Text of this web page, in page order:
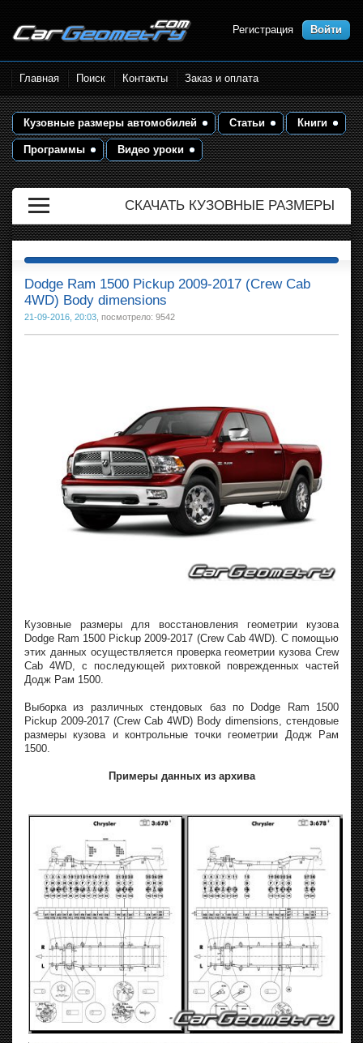
Размеры кузова автомобилей.
Контрольные точки и кузовные
размеры. Геометрия кузова
Регистрация Войти
Главная Поиск Контакты Заказ и оплата
Кузовные размеры автомобилей Статьи Книги
Программы Видео уроки
СКАЧАТЬ КУЗОВНЫЕ РАЗМЕРЫ
Dodge Ram 1500 Pickup 2009-2017 (Crew Cab
4WD) Body dimensions
21-09-2016, 20:03 , посмотрело: 9542
Кузовные размеры для восстановления геометрии кузова
Dodge Ram 1500 Pickup 2009-2017 (Crew Cab 4WD). С помощью
этих данных осуществляется проверка геометрии кузова Crew
Cab 4WD, с последующей рихтовкой поврежденных частей
Додж Рам 1500.
Выборка из различных стендовых баз по Dodge Ram 1500
Pickup 2009-2017 (Crew Cab 4WD) Body dimensions, стендовые
размеры кузова и контрольные точки геометрии Додж Рам
1500.
Примеры данных из архива